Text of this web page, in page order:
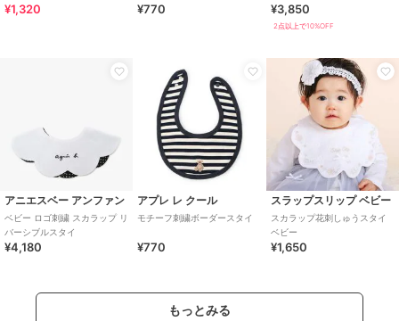
¥1,320 ¥770 ¥3,850
2点以上で10%OFF
アニエスベー アンファン
ベビー ロゴ刺繍 スカラップ リ
バーシブルスタイ
¥4,180
アプレ レ クール
モチーフ刺繍ボーダースタイ
¥770
スラップスリップ ベビー
スカラップ花刺しゅうスタイ
ベビー
¥1,650
もっとみる